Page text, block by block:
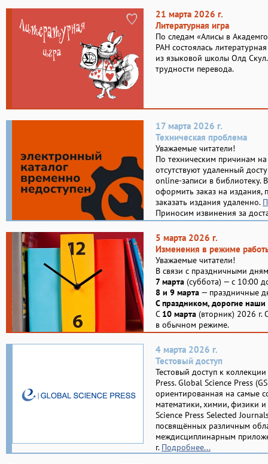
21 марта 2026 г.
Литературная игра
По следам «Алисы в
РАН состоялась
из языковой школы Олд
трудности перевода.
17 марта 2026 г.
Техническая проблема
Уважаемые читатели!
По техническим причинам
отсутствуют удаленный
online-записи в библиотеку.
оформить заказ на издания,
заказать издания удаленно.
Приносим извинения за
5 марта 2026 г.
Изменения в режиме
Уважаемые читатели!
В связи с праздничными
7 марта (суббота) — с 10:00
8 и 9 марта — праздничные
С праздником, дорогие наши
С 10 марта (вторник) 2026
в обычном режиме.
4 марта 2026 г.
Тестовый доступ
Тестовый доступ к
Press. Global Science Press
ориентированная на самые
математики, химии, физики
Science Press Selected
посвящённых различным
междисциплинарным
г. Подробнее...